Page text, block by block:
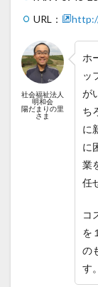
URL：
社会福祉法人
明和会
陽だまりの里
さま
ホ
ッ
が
ち
に
に
業
任
コ
を
の
す。